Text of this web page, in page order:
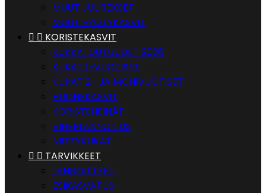
MUUT JUUREKSET
MUUT HYÖTYKASVIT
  KORISTEKASVIT
KUKKA-UUTUUDET 2026
KUKAT 1-VUOTISET
KUKAT 2- JA MONIVUOTISET
HUONEKASVIT
KORISTEHEINÄT
VIHERLANNOITUS
NIITTYKUKAT
  TARVIKKEET
LANNOITTEET
ESIKASVATUS